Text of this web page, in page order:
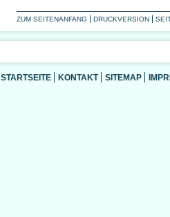
ZUM SEITENANFANG DRUCKVERSION
STARTSEITE KONTAKT SITEMAP